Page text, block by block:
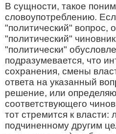
В сущности, такое
словоупотреблению.
"политический" вопрос,
"политический"
"политически"
подразумевается, что
сохранения, смены
ответа на указанный
решение, или
соответствующего
тот стремится к власти:
подчиненному другим